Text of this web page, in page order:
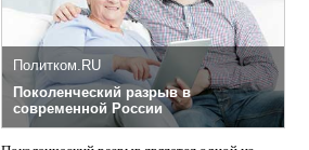
Политком.RU
Поколенческий разрыв в
современной России